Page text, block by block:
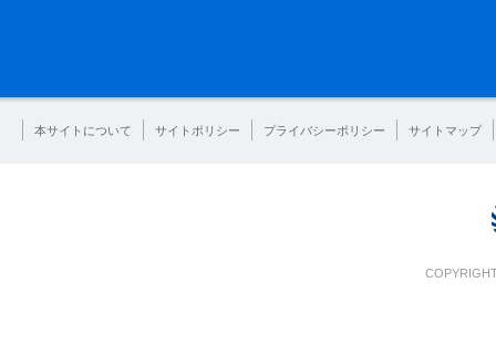
本サイトについて サイトポリシー プライバシーポリシー サイトマップ